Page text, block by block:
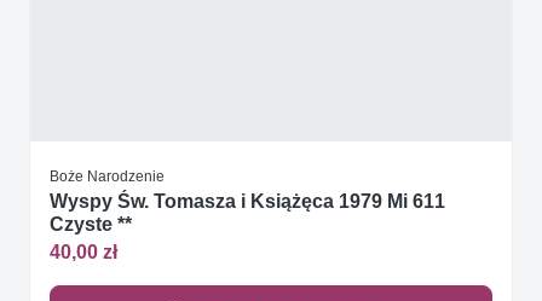
Boże Narodzenie
Wyspy Św. Tomasza i Książęca 1979 Mi 611
Czyste **
40,00 zł